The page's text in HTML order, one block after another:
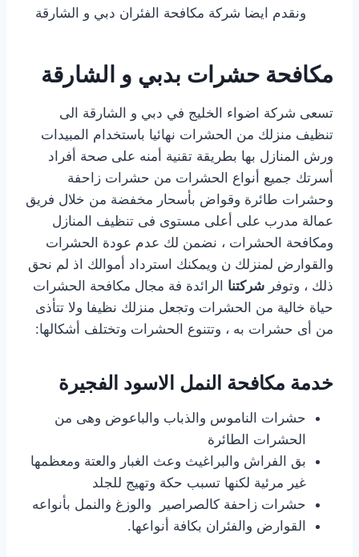
ونقدم ايضا شركة مكافحة الفئران دبي و الشارقة
مكافحة حشرات بدبي و الشارقة
تسعى شركة اضواء الخليج في دبي و الشارقة الى
تنظيف منزلك من الحشرات نهائيا باستخدام المبيدات
ورش المنازل بها بطريقة تقنية أمنه على صحة أفراد
أسرتك جميع أنواع الحشرات من حشرات زاحفة
وحشرات طائرة وقواض بأسحار مخفضة من خلال فريق
عمالة مدرب على أعلى مستوى فى تنظيف المنازل
ومكافحة الحشرات ، نضمن لك عدم عودة الحشرات
والقوارض لمنزلك ن ويمكنك استرداد أموالك اذ لم نحق
ذلك ، وتوفر شركتنا الرائدة فة مجال مكافحة الحشرات
حياة خالية من الحشرات وتجعل منزلك نظيفا ولا تتأذى
من أى حشرات به ، وتتنوع الحشرات وتختلف أشكالها:
خدمة مكافحة النمل الاسود الفجيرة
حشرات الناموس والذباب والباعوض وهى من
الحشرات الطائرة
بق الفراش والبراغيث وعث الغبار والعتة ومعظمها
غير مرئية لكنها تسبب حكة وتهيج للجلد
حشرات زاحفة كالصراصير والوزغ والنمل بأنواعه
القوارض والفئران بكافة أنواعها.